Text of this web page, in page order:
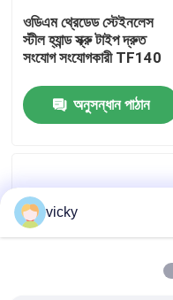
গুণগত মান নিয়ন্ত্রণ
যোগাযোগ করুন
খবর
টর্ক ডায়নামিটার
ওডিএম থ্রেডেড স্টেইনলেস
স্টীল হ্যান্ড স্ক্রু টাইপ দ্রুত
সংযোগ সংযোগকারী TF140
অনুসন্ধান পাঠান
vicky